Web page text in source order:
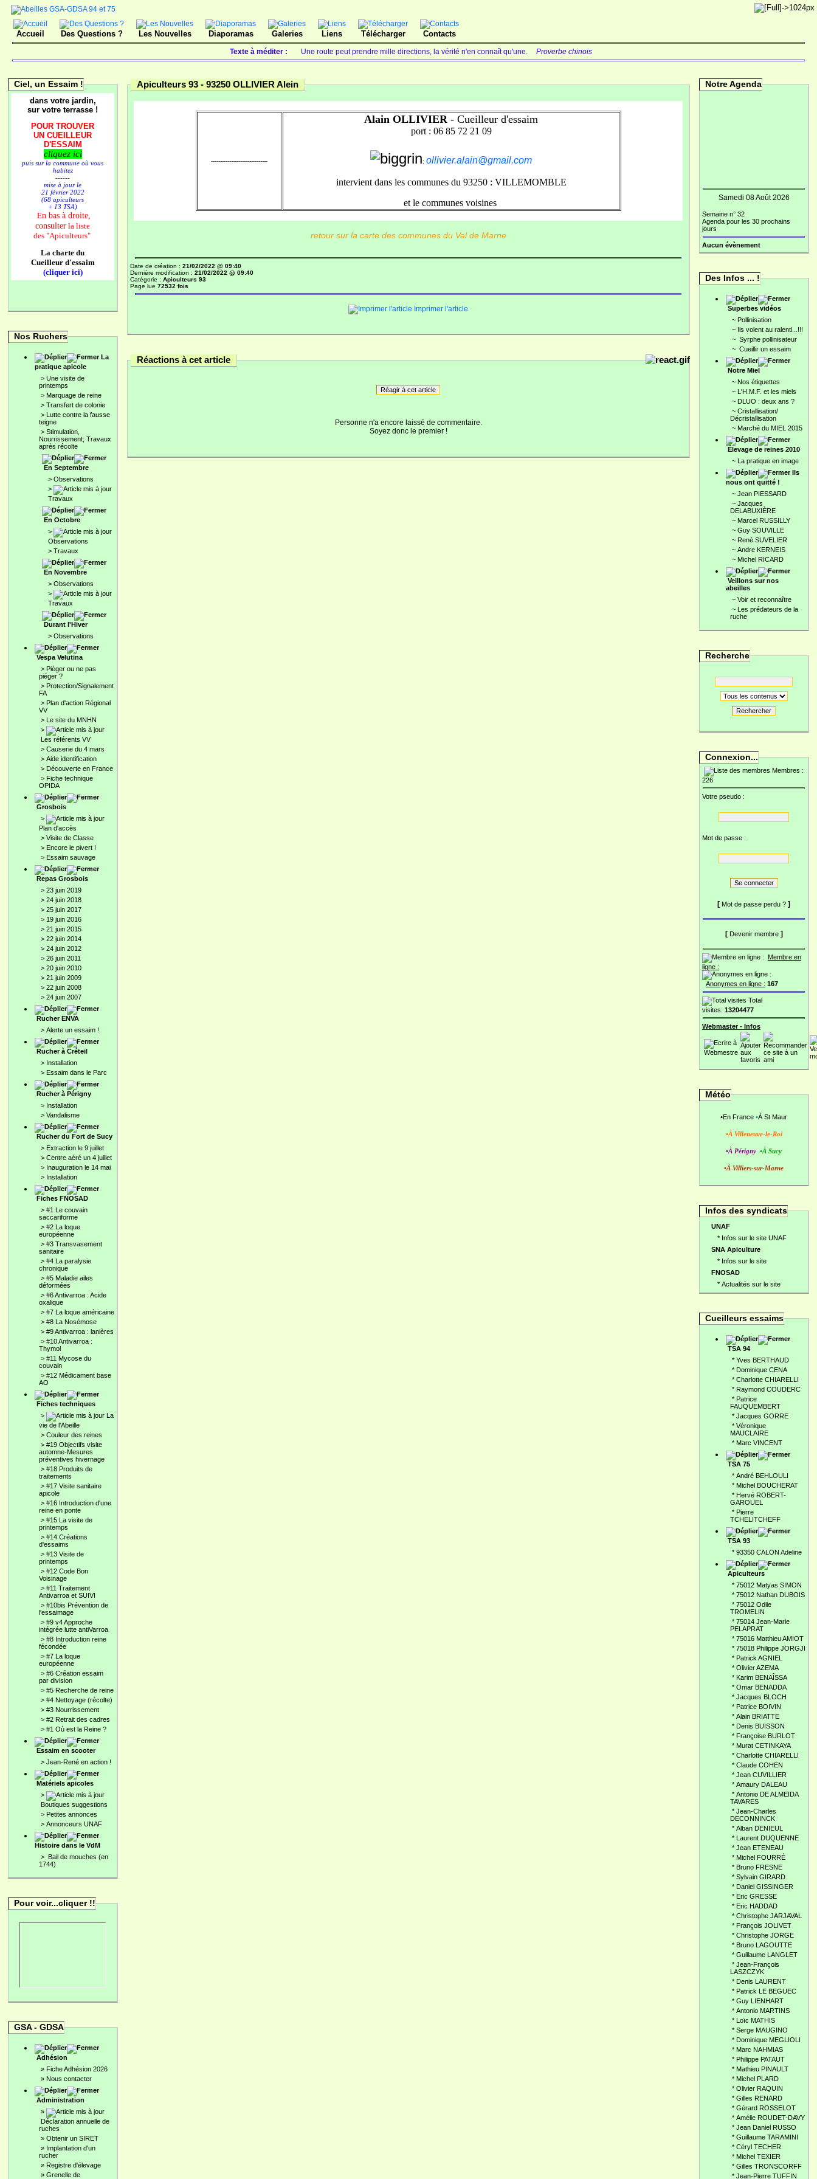
Accueil Des Questions ? Les Nouvelles Diaporamas Galeries Liens Télécharger Contacts
Texte à méditer : Une route peut prendre mille directions, la vérité n'en connaît qu'une. Proverbe chinois
Ciel, un Essaim !
dans votre jardin,
sur votre terrasse !
POUR TROUVER
UN CUEILLEUR
D'ESSAIM
cliquez ici
puis sur la commune où vous
habitez
------
mise à jour le
21 février 2022
(68 apiculteurs
+ 13 TSA)
En bas à droite,
consulter la liste
des "Apiculteurs"
La charte du
Cueilleur d'essaim
(cliquer ici)
Nos Ruchers
La
pratique apicole
> Une visite de
printemps
> Marquage de reine
> Transfert de colonie
> Lutte contre la fausse
teigne
> Stimulation,
Nourrissement; Travaux
après récolte
En Septembre
> Observations
>
Travaux
En Octobre
>
Observations
> Travaux
En Novembre
> Observations
>
Travaux
Durant l'Hiver
> Observations
Vespa Velutina
> Pièger ou ne pas
piéger ?
> Protection/Signalement
FA
> Plan d'action Régional
VV
> Le site du MNHN
>
Les référents VV
> Causerie du 4 mars
> Aide identification
> Découverte en France
> Fiche technique
OPIDA
Grosbois
>
Plan d'accès
> Visite de Classe
> Encore le pivert !
> Essaim sauvage
Repas Grosbois
> 23 juin 2019
> 24 juin 2018
> 25 juin 2017
> 19 juin 2016
> 21 juin 2015
> 22 juin 2014
> 24 juin 2012
> 26 juin 2011
> 20 juin 2010
> 21 juin 2009
> 22 juin 2008
> 24 juin 2007
Rucher ENVA
> Alerte un essaim !
Rucher à Créteil
> Installation
> Essaim dans le Parc
Rucher à Périgny
> Installation
> Vandalisme
Rucher du Fort de Sucy
> Extraction le 9 juillet
> Centre aéré un 4 juillet
> Inauguration le 14 mai
> Installation
Fiches FNOSAD
> #1 Le couvain
saccariforme
> #2 La loque
européenne
> #3 Transvasement
sanitaire
> #4 La paralysie
chronique
> #5 Maladie ailes
déformées
> #6 Antivarroa : Acide
oxalique
> #7 La loque américaine
> #8 La Nosémose
> #9 Antivarroa : lanières
> #10 Antivarroa :
Thymol
> #11 Mycose du
couvain
> #12 Médicament base
AO
Fiches techniques
>
La
vie de l'Abeille
> Couleur des reines
> #19 Objectifs visite
automne-Mesures
préventives hivernage
> #18 Produits de
traitements
> #17 Visite sanitaire
apicole
> #16 Introduction d'une
reine en ponte
> #15 La visite de
printemps
> #14 Créations
d'essaims
> #13 Visite de
printemps
> #12 Code Bon
Voisinage
> #11 Traitement
Antivarroa et SUIVI
> #10bis Prévention de
l'essaimage
> #9 v4 Approche
intégrée lutte antiVarroa
> #8 Introduction reine
fécondée
> #7 La loque
européenne
> #6 Création essaim
par division
> #5 Recherche de reine
> #4 Nettoyage (récolte)
> #3 Nourrissement
> #2 Retrait des cadres
> #1 Où est la Reine ?
Essaim en scooter
> Jean-René en action !
Matériels apicoles
>
Boutiques suggestions
> Petites annonces
> Annonceurs UNAF
Histoire dans le VdM
> Bail de mouches (en
1744)
Pour voir...cliquer !!
GSA - GDSA
Adhésion
» Fiche Adhésion 2026
» Nous contacter
Administration
»
Déclaration annuelle de
ruches
» Obtenir un SIRET
» Implantation d'un
rucher
» Registre d'élevage
» Grenelle de
Apiculteurs 93 - 93250 OLLIVIER Alein
-------------------------------
Alain OLLIVIER - Cueilleur d'essaim
port : 06 85 72 21 09
: ollivier.alain@gmail.com
intervient dans les communes du 93250: VILLEMOMBLE
et le communes voisines
retour sur la carte des communes du Val de Marne
Date de création : 21/02/2022 @ 09:40
Dernière modification : 21/02/2022 @ 09:40
Catégorie : Apiculteurs 93
Page lue 72532 fois
Imprimer l'article
Réactions à cet article
Réagir à cet article
Personne n'a encore laissé de commentaire.
Soyez donc le premier !
Notre Agenda
Samedi 08 Août 2026
Semaine n° 32
Agenda pour les 30 prochains
jours
Aucun évènement
Des Infos ... !
Superbes vidéos
~ Pollinisation
~ Ils volent au ralenti...!!!
~ Syrphe pollinisateur
~ Cueillir un essaim
Notre Miel
~ Nos étiquettes
~ L'H.M.F. et les miels
~ DLUO : deux ans ?
~ Cristallisation/
Décristallisation
~ Marché du MIEL 2015
Élevage de reines 2010
~ La pratique en image
Ils
nous ont quitté !
~ Jean PIESSARD
~ Jacques
DELABUXIÈRE
~ Marcel RUSSILLY
~ Guy SOUVILLE
~ René SUVELIER
~ Andre KERNEIS
~ Michel RICARD
Veillons sur nos
abeilles
~ Voir et reconnaître
~ Les prédateurs de la
ruche
Recherche
Rechercher
Connexion...
Membres :
226
Votre pseudo :
Mot de passe :
[ Mot de passe perdu ? ]
[ Devenir membre]
Membre en
ligne :
Anonymes en ligne : 167
Total
visites: 13204477
Webmaster - Infos
Météo
•En France •À St Maur
•À Villeneuve-le-Roi
•À Périgny •À Sucy
•À Villiers-sur-Marne
Infos des syndicats
UNAF
* Infos sur le site UNAF
SNA Apiculture
* Infos sur le site
FNOSAD
* Actualités sur le site
Cueilleurs essaims
TSA 94
* Yves BERTHAUD
* Dominique CENA
* Charlotte CHIARELLI
* Raymond COUDERC
* Patrice
FAUQUEMBERT
* Jacques GORRE
* Véronique
MAUCLAIRE
* Marc VINCENT
TSA 75
* André BEHLOULI
* Michel BOUCHERAT
* Hervé ROBERT-
GAROUEL
* Pierre
TCHELITCHEFF
TSA 93
* 93350 CALON Adeline
Apiculteurs
* 75012 Matyas SIMON
* 75012 Nathan DUBOIS
* 75012 Odile
TROMELIN
* 75014 Jean-Marie
PELAPRAT
* 75016 Matthieu AMIOT
* 75018 Philippe JORGJI
* Patrick AGNIEL
* Olivier AZEMA
* Karim BENAÎSSA
* Omar BENADDA
* Jacques BLOCH
* Patrice BOIVIN
* Alain BRIATTE
* Denis BUISSON
* Françoise BURLOT
* Murat CETINKAYA
* Charlotte CHIARELLI
* Claude COHEN
* Jean CUVILLIER
* Amaury DALEAU
* Antonio DE ALMEIDA
TAVARES
* Jean-Charles
DECONNINCK
* Alban DENIEUL
* Laurent DUQUENNE
* Jean ETENEAU
* Michel FOURRÉ
* Bruno FRESNE
* Sylvain GIRARD
* Daniel GISSINGER
* Eric GRESSE
* Eric HADDAD
* Christophe JARJAVAL
* François JOLIVET
* Christophe JORGE
* Bruno LAGOUTTE
* Guillaume LANGLET
* Jean-François
LASZCZYK
* Denis LAURENT
* Patrick LE BEGUEC
* Guy LIENHART
* Antonio MARTINS
* Loïc MATHIS
* Serge MAUGINO
* Dominique MEGLIOLI
* Marc NAHMIAS
* Philippe PATAUT
* Mathieu PINAULT
* Michel PLARD
* Olivier RAQUIN
* Gilles RENARD
* Gérard ROSSELOT
* Amélie ROUDET-DAVY
* Jean Daniel RUSSO
* Guillaume TARAMINI
* Céryl TECHER
* Michel TEXIER
* Gilles TRONSCORFF
* Jean-Pierre TUFFIN